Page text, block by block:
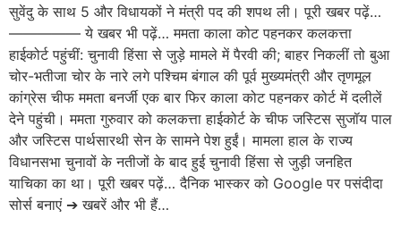
सुवेंदु के साथ 5 और विधायकों ने मंत्री पद की शपथ ली। पूरी खबर पढ़ें…
————— ये खबर भी पढ़ें… ममता काला कोट पहनकर कलकत्ता
हाईकोर्ट पहुंचीं: चुनावी हिंसा से जुड़े मामले में पैरवी की; बाहर निकलीं तो बुआ
चोर-भतीजा चोर के नारे लगे पश्चिम बंगाल की पूर्व मुख्यमंत्री और तृणमूल
कांग्रेस चीफ ममता बनर्जी एक बार फिर काला कोट पहनकर कोर्ट में दलीलें
देने पहुंची। ममता गुरुवार को कलकत्ता हाईकोर्ट के चीफ जस्टिस सुजॉय पाल
और जस्टिस पार्थसारथी सेन के सामने पेश हुईं। मामला हाल के राज्य
विधानसभा चुनावों के नतीजों के बाद हुई चुनावी हिंसा से जुड़ी जनहित
याचिका का था। पूरी खबर पढ़ें… दैनिक भास्कर को Google पर पसंदीदा
सोर्स बनाएं ➔ खबरें और भी हैं…